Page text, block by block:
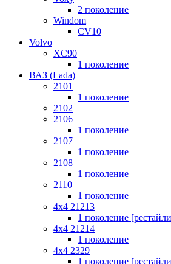
2 поколение
Windom
СV10
Volvo
XC90
1 поколение
ВАЗ (Lada)
2101
1 поколение
2102
2106
1 поколение
2107
1 поколение
2108
1 поколение
2110
1 поколение
4x4 21213
1 поколение
4x4 21214
1 поколение
4x4 2329
1 поколение